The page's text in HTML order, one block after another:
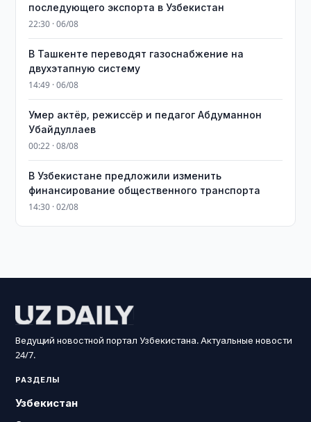
последующего экспорта в Узбекистан
22:30 · 06/08
В Ташкенте переводят газоснабжение на
двухэтапную систему
14:49 · 06/08
Умер актёр, режиссёр и педагог Абдуманнон
Убайдуллаев
00:22 · 08/08
В Узбекистане предложили изменить
финансирование общественного транспорта
14:30 · 02/08
Ведущий новостной портал Узбекистана. Актуальные новости
24/7.
РАЗДЕЛЫ
Узбекистан